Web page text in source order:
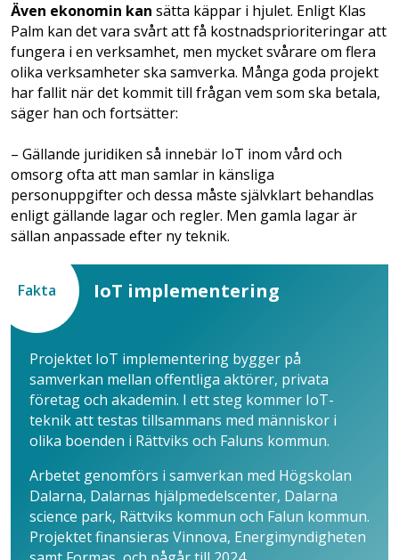
Även ekonomin kan sätta käppar i hjulet. Enligt Klas
Palm kan det vara svårt att få kostnadsprioriteringar att
fungera i en verksamhet, men mycket svårare om flera
olika verksamheter ska samverka. Många goda projekt
har fallit när det kommit till frågan vem som ska betala,
säger han och fortsätter:
– Gällande juridiken så innebär IoT inom vård och
omsorg ofta att man samlar in känsliga
personuppgifter och dessa måste självklart behandlas
enligt gällande lagar och regler. Men gamla lagar är
sällan anpassade efter ny teknik.
Fakta IoT implementering
Projektet IoT implementering bygger på
samverkan mellan offentliga aktörer, privata
företag och akademin. I ett steg kommer IoT-
teknik att testas tillsammans med människor i
olika boenden i Rättviks och Faluns kommun.
Arbetet genomförs i samverkan med Högskolan
Dalarna, Dalarnas hjälpmedelscenter, Dalarna
science park, Rättviks kommun och Falun kommun.
Projektet finansieras Vinnova, Energimyndigheten